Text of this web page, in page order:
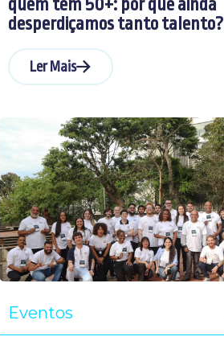
quem tem 50+: por que ainda
desperdiçamos tanto talento?
Ler Mais
Eventos